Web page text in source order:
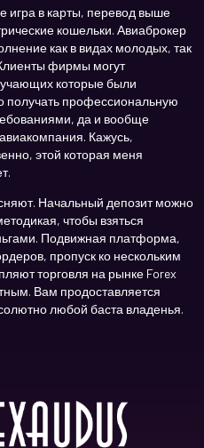
игра в карты, перевод выше
кошельки. Авиаброкер
как в видах молодых, так
фирмы могут
которые были
получать профессиональную
да и вообще
Кажусь,
этой которая меня
Начальный депозит можно
чтобы взяться
Подвижная платформа,
пропуск ко нескольким
торговля на рынке Forex
Вам продоставляется
любой баста владенья.